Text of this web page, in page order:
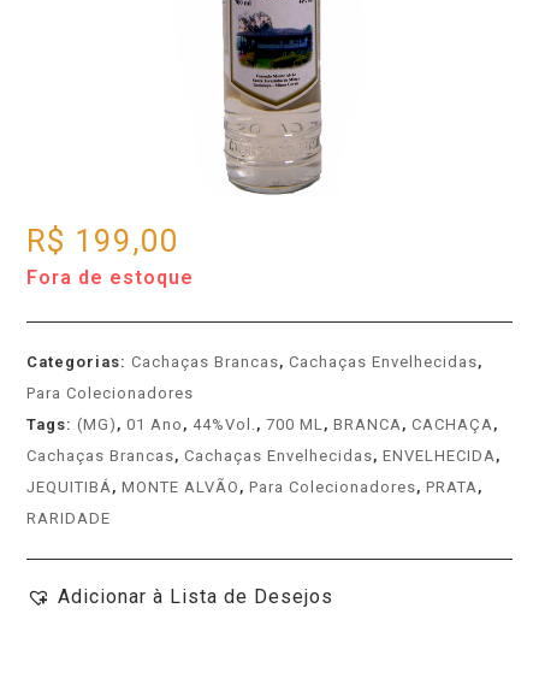
R$ 199,00
Fora de estoque
Categorias:Cachaças Brancas,Cachaças Envelhecidas,
Para Colecionadores
Tags:(MG) ,01 Ano , 44%Vol.,700 ML,BRANCA,CACHAÇA,
Cachaças Brancas,Cachaças Envelhecidas,ENVELHECIDA,
JEQUITIBÁ,MONTE ALVÃO ,Para Colecionadores,PRATA,
RARIDADE
Adicionar à Lista de Desejos